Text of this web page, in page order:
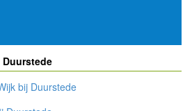
bij Duurstede